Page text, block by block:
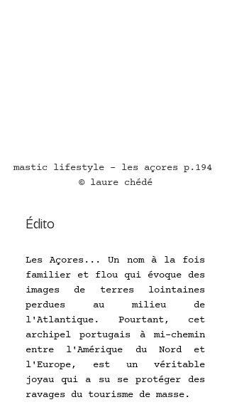
mastic lifestyle - les açores p.194
© laure chédé
Édito
Les Açores... Un nom à la fois
familier et flou qui évoque des
images de terres lointaines
perdues au milieu de
l'Atlantique. Pourtant, cet
archipel portugais à mi-chemin
entre l'Amérique du Nord et
l'Europe, est un véritable
joyau qui a su se protéger des
ravages du tourisme de masse.